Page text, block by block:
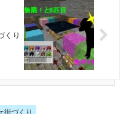
くり
街づくり